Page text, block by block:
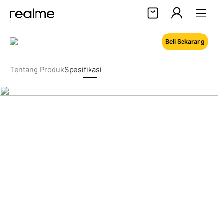
Tentang ProdukSpesifikasi
Beli Sekarang